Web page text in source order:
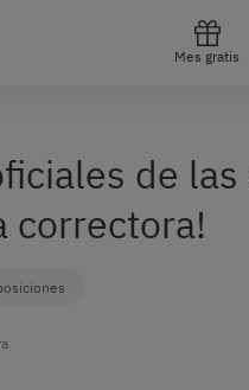
Mes gratis
de
correctora!